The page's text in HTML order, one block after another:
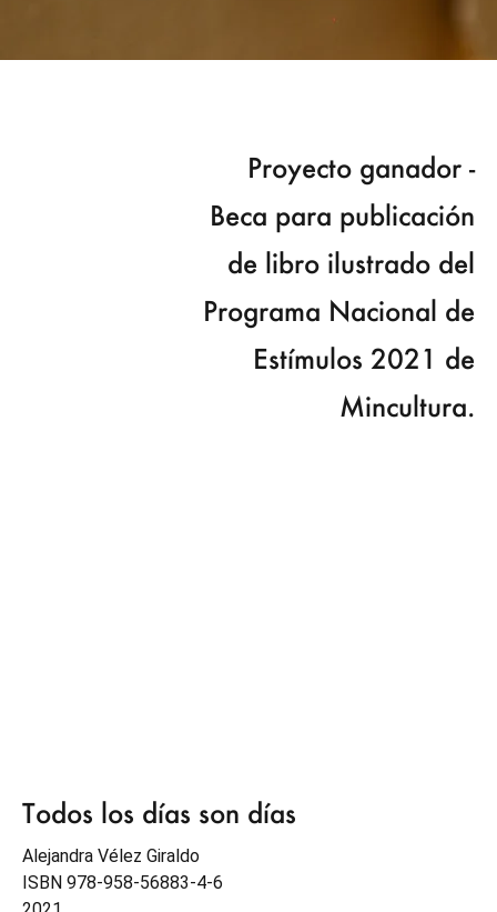
Proyecto ganador -
Beca para publicación
de libro ilustrado del
Programa Nacional de
Estímulos 2021 de
Mincultura.
Todos los días son días
Alejandra Vélez Giraldo
ISBN 978-958-56883-4-6